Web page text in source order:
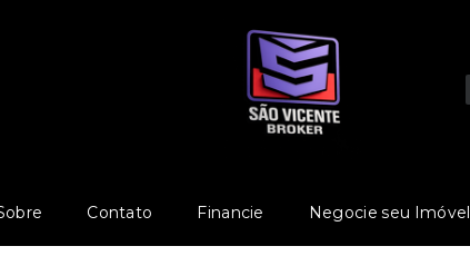
Contato Financie Negocie seu Imóvel